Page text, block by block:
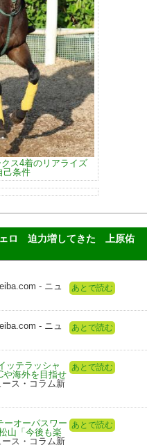
ス4着のリアライズ
己条件
ェロ 迫力増してきた 上原佑
- ニュ
あとで読む
- ニュ
あとで読む
ッテラッシャ
海外を目指せ
ス・コラム新
あとで読む
ーオーパスワー
山「今後も楽
ス・コラム新
あとで読む